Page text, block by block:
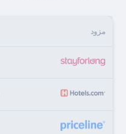
مزود